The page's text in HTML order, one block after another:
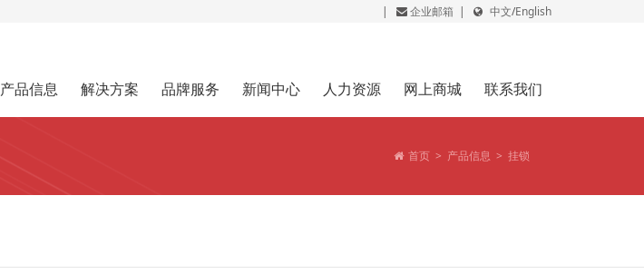
| 企业邮箱 | 中文/English
产品信息 解决方案 品牌服务 新闻中心 人力资源 网上商城 联系我们
首页 > 产品信息 > 挂锁